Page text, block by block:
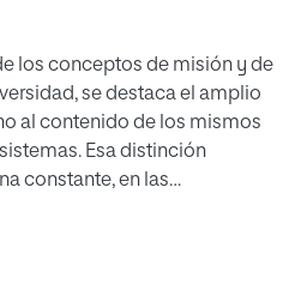
los conceptos de misión y de
se destaca el amplio
al contenido de los mismos
Esa distinción
constante, en las
Comisión de la Unión
de la Sorbona (1998), hasta